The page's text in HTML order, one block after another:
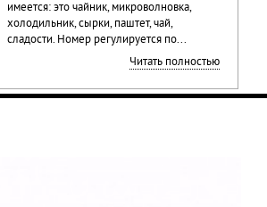
имеется: это чайник, микроволновка,
холодильник, сырки, паштет, чай,
сладости. Номер регулируется по...
Читать полностью